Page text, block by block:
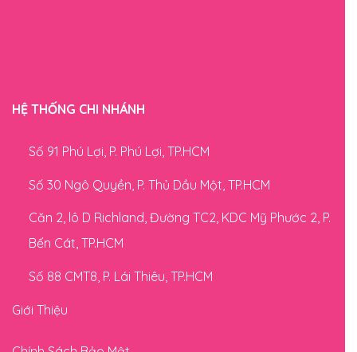
HỆ THỐNG CHI NHÁNH
Số 91 Phú Lợi, P. Phú Lợi, TP.HCM
Số 30 Ngô Quyền, P. Thủ Dầu Một, TP.HCM
Căn 2, lô D Richland, Đường TC2, KDC Mỹ Phước 2, P.
Bến Cát, TP.HCM
Số 88 CMT8, P. Lái Thiêu, TP.HCM
Giới Thiệu